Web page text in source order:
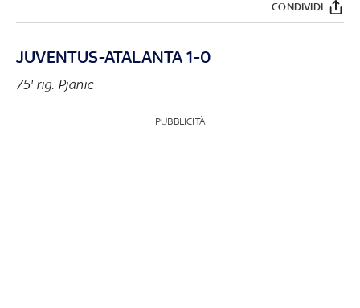
CONDIVIDI
JUVENTUS-ATALANTA 1-0
75' rig. Pjanic
PUBBLICITÀ